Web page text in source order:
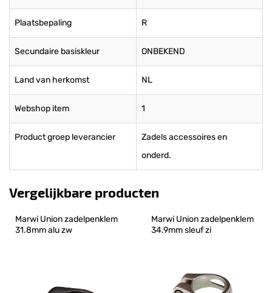
Plaatsbepaling R
Secundaire basiskleur ONBEKEND
Land van herkomst NL
Webshop item 1
Product groep leverancier
Zadels accessoires en
onderd.
Vergelijkbare producten
Marwi Union zadelpenklem
31.8mm alu zw
Marwi Union zadelpenklem
34.9mm sleuf zi